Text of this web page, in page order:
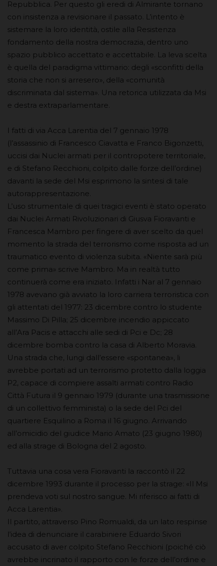
Repubblica. Per questo gli eredi di Almirante tornano
con insistenza a revisionare il passato. L’intento è
sistemare la loro identità, ostile alla Resistenza
fondamento della nostra democrazia, dentro uno
spazio pubblico accettato e accettabile. La leva scelta
è quella del paradigma vittimario: degli «sconfitti della
storia che non si arresero», della «comunità
discriminata dal sistema». Una retorica utilizzata da Msi
e destra extraparlamentare.
I fatti di via Acca Larentia del 7 gennaio 1978
(l’assassinio di Francesco Ciavatta e Franco Bigonzetti,
uccisi dai Nuclei armati per il contropotere territoriale,
e di Stefano Recchioni, colpito dalle forze dell’ordine)
davanti la sede del Msi esprimono la sintesi di tale
autorappresentazione.
L’uso strumentale di quei tragici eventi è stato operato
dai Nuclei Armati Rivoluzionari di Giusva Fioravanti e
Francesca Mambro per fingere di aver scelto da quel
momento la strada del terrorismo come risposta ad un
traumatico evento di violenza subita. «Niente sarà più
come prima» scrive Mambro. Ma in realtà tutto
continuerà come era iniziato. Infatti i Nar al 7 gennaio
1978 avevano già avviato la loro carriera terroristica con
gli attentati del 1977: 23 dicembre contro lo studente
Massimo Di Pilla; 25 dicembre incendio appiccato
all’Ara Pacis e attacchi alle sedi di Pci e Dc; 28
dicembre bomba contro la casa di Alberto Moravia.
Una strada che, lungi dall’essere «spontanea», li
avrebbe portati ad un terrorismo protetto dalla loggia
P2, capace di compiere assalti armati contro Radio
Città Futura il 9 gennaio 1979 (durante una trasmissione
di un collettivo femminista) o la sede del Pci del
quartiere Esquilino a Roma il 16 giugno. Arrivando
all’omicidio del giudice Mario Amato (23 giugno 1980)
ed alla strage di Bologna del 2 agosto.
Tuttavia una cosa vera Fioravanti la raccontò il 22
dicembre 1993 durante il processo per la strage: «Il Msi
prendeva voti sul nostro sangue. Mi riferisco ai fatti di
Acca Larentia».
Il partito, attraverso Pino Romualdi, da un lato respinse
l’idea di denunciare il carabiniere Eduardo Sivori
accusato di aver colpito Stefano Recchioni (poiché ciò
avrebbe incrinato il rapporto con le forze dell’ordine e